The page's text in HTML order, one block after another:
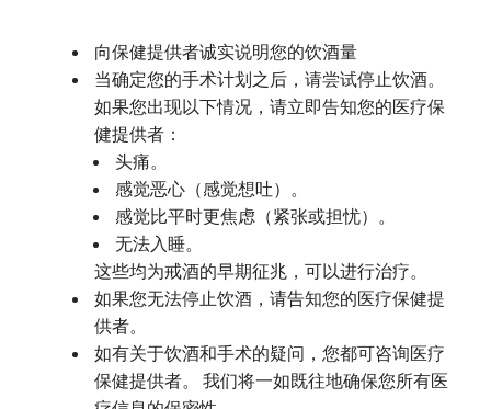
向保健提供者诚实说明您的饮酒量
当确定您的手术计划之后，请尝试停止饮酒。
如果您出现以下情况，请立即告知您的医疗保
健提供者：
头痛。
感觉恶心（感觉想吐）。
感觉比平时更焦虑（紧张或担忧）。
无法入睡。
这些均为戒酒的早期征兆，可以进行治疗。
如果您无法停止饮酒，请告知您的医疗保健提
供者。
如有关于饮酒和手术的疑问，您都可咨询医疗
保健提供者。 我们将一如既往地确保您所有医